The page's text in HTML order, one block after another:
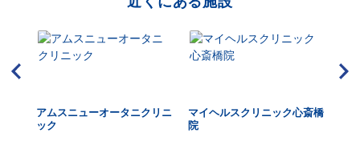
アムスニューオータニクリニ
ック
マイヘルスクリニック心斎橋
院